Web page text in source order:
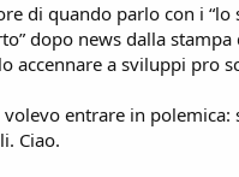
di quando parlo con i “lo
dopo news dalla
accennare a sviluppi pro
entrare in polemica:
Ciao.